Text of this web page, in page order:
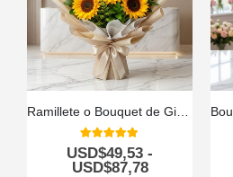
5.00out of 5
USD$49,53 -
USD$87,78